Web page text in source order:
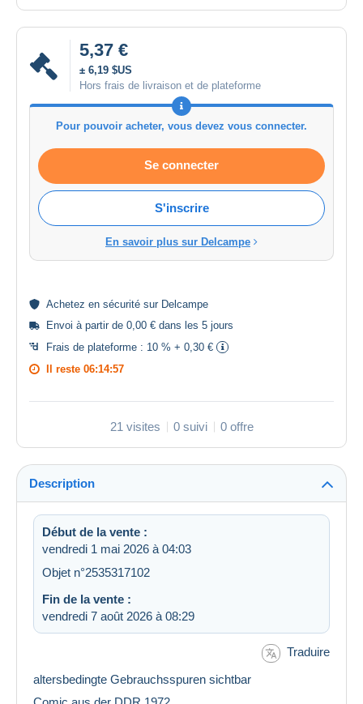
5,37 €
± 6,19 $US
Hors frais de livraison et de plateforme
Pour pouvoir acheter, vous devez vous connecter.
Se connecter
S'inscrire
En savoir plus sur Delcampe
Achetez en sécurité sur Delcampe
Envoi à partir de 0,00 € dans les 5 jours
Frais de plateforme : 10 % + 0,30 €
Il reste 06:14:56
21 visites 0 suivi 0 offre
Description
Début de la vente :
vendredi 1 mai 2026 à 04:03
Objet n°2535317102
Fin de la vente :
vendredi 7 août 2026 à 08:29
Traduire
altersbedingte Gebrauchsspuren sichtbar